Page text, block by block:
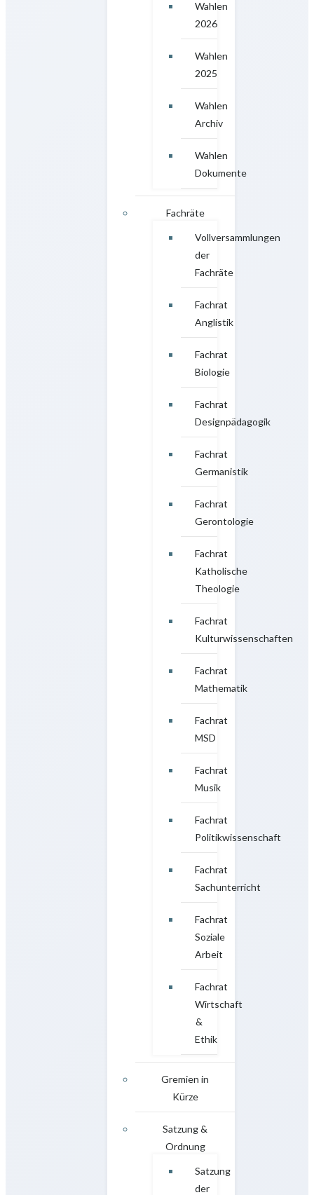
Wahlen
2026
Wahlen
2025
Wahlen
Archiv
Wahlen
Dokumente
Fachräte
Vollversammlungen
der
Fachräte
Fachrat
Anglistik
Fachrat
Biologie
Fachrat
Designpädagogik
Fachrat
Germanistik
Fachrat
Gerontologie
Fachrat
Katholische
Theologie
Fachrat
Kulturwissenschaften
Fachrat
Mathematik
Fachrat
MSD
Fachrat
Musik
Fachrat
Politikwissenschaft
Fachrat
Sachunterricht
Fachrat
Soziale
Arbeit
Fachrat
Wirtschaft
&
Ethik
Gremien in
Kürze
Satzung &
Ordnung
Satzung
der